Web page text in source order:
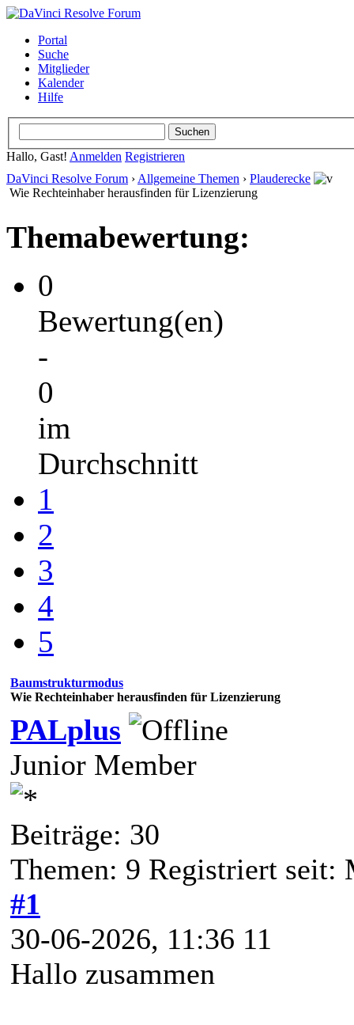
Portal
Suche
Mitglieder
Kalender
Hilfe
Hallo, Gast! Anmelden Registrieren
DaVinci Resolve Forum › Allgemeine Themen › Plauderecke
Wie Rechteinhaber herausfinden für Lizenzierung
Themabewertung:
0
Bewertung(en)
-
0
im
Durchschnitt
1
2
3
4
5
Baumstrukturmodus
Wie Rechteinhaber herausfinden für Lizenzierung
PALplus
Junior Member
Beiträge: 30
Themen: 9 Registriert seit:
#1
30-06-2026, 11:36 11
Hallo zusammen